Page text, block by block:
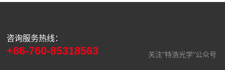
咨询服务热线：
+86-760-85318563 关注"特浩光学"公众号